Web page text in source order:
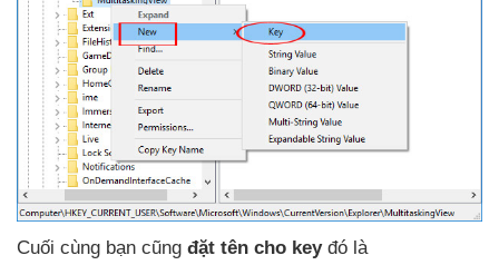
Cuối cùng bạn cũng đặt tên cho keyđó là